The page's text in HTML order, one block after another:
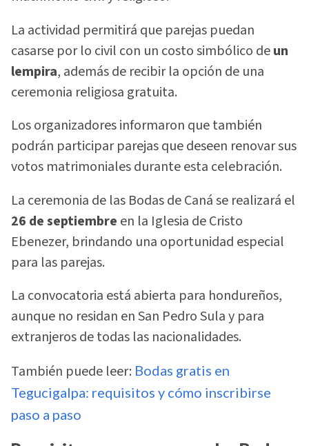
La actividad permitirá que parejas puedan
casarse por lo civil con un costo simbólico deun
lempira, además de recibir la opción de una
ceremonia religiosa gratuita.
Los organizadores informaron que también
podrán participar parejas que deseen renovar sus
votos matrimoniales durante esta celebración.
La ceremonia de las Bodas de Caná se realizará el
26 de septiembre en la Iglesia de Cristo
Ebenezer, brindando una oportunidad especial
para las parejas.
La convocatoria está abierta para hondureños,
aunque no residan en San Pedro Sula y para
extranjeros de todas las nacionalidades.
También puede leer: Bodas gratis en
Tegucigalpa: requisitos y cómo inscribirse
paso a paso